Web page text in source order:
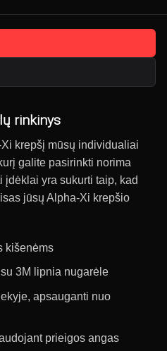
rinkinys
krepšį mūsų individualiai
galite pasirinkti norima
yra sukurti taip, kad
jūsų Alpha-Xi krepšio
kišenėms
3M lipnia nugarėle
apsauganti nuo
prieigos angas